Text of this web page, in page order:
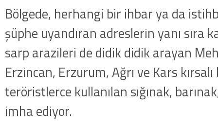
Bölgede, herhangi bir ihbar ya da
şüphe uyandıran adreslerin yanı sıra
sarp arazileri de didik didik arayan
Erzincan, Erzurum, Ağrı ve Kars
teröristlerce kullanılan sığınak,
imha ediyor.